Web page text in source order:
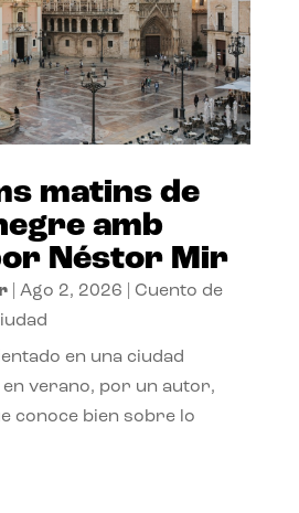
matins de
amb
Néstor Mir
| Ago 2, 2026
Cuento de
en una ciudad
en verano, por un autor,
conoce bien sobre lo